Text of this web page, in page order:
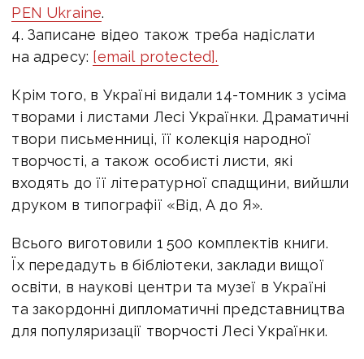
PEN Ukraine.
4. Записане відео також треба надіслати
на адресу: [email protected].
Крім того, в Україні видали 14-томник з усіма
творами і листами Лесі Українки. Драматичні
твори письменниці, її колекція народної
творчості, а також особисті листи, які
входять до її літературної спадщини, вийшли
друком в типографії «Від, А до Я».
Всього виготовили 1 500 комплектів книги.
Їх передадуть в бібліотеки, заклади вищої
освіти, в наукові центри та музеї в Україні
та закордонні дипломатичні представництва
для популяризації творчості Лесі Українки.